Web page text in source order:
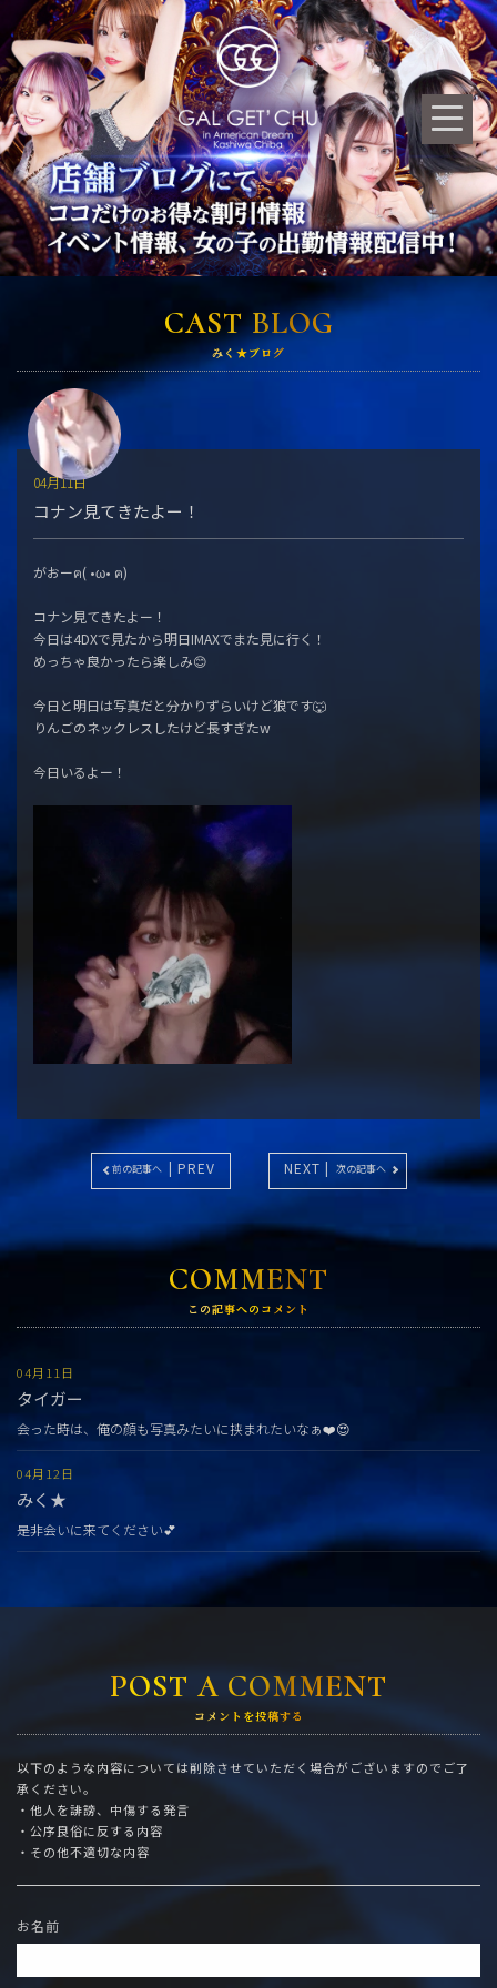
CAST BLOG
みく★ブログ
コナン見てきたよー！
04月11日
がおーฅ( •ω• ฅ)
コナン見てきたよー！
今日は4DXで見たから明日IMAXでまた見に行く！
めっちゃ良かったら楽しみ😊
今日と明日は写真だと分かりずらいけど狼です🐺
りんごのネックレスしたけど長すぎたw
今日いるよー！
前の記事へ | PREV NEXT | 次の記事へ
COMMENT
この記事へのコメント
04月11日
タイガー
会った時は、俺の顔も写真みたいに挟まれたいなぁ❤️😍
04月12日
みく★
是非会いに来てください︎💕︎
POST A COMMENT
コメントを投稿する
以下のような内容については削除させていただく場合がございますのでご了
承ください。
・他人を誹謗、中傷する発言
・公序良俗に反する内容
・その他不適切な内容
お名前